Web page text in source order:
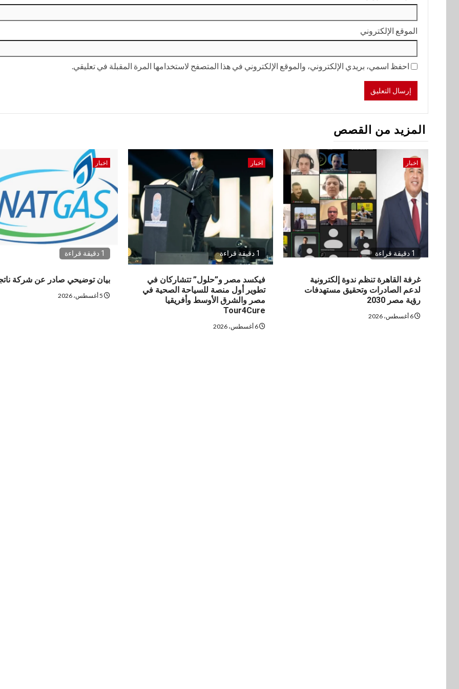
الموقع الإلكتروني
احفظ اسمي، بريدي الإلكتروني، والموقع الإلكتروني في هذا المتصفح لاستخدامها المرة المقبلة في تعليقي.
المزيد من القصص
اخبار
1 دقيقة قراءة
غرفة القاهرة تنظم ندوة إلكترونية
لدعم الصادرات وتحقيق مستهدفات
رؤية مصر 2030
اخبار
1 دقيقة قراءة
فيكسد مصر و”حلول” تتشاركان في
تطوير أول منصة للسياحة الصحية في
مصر والشرق الأوسط وأفريقيا
Tour4Cure
6 أغسطس، 2026
اخبار
1 دقيقة قراءة
بيان توضيحي صادر عن شركة